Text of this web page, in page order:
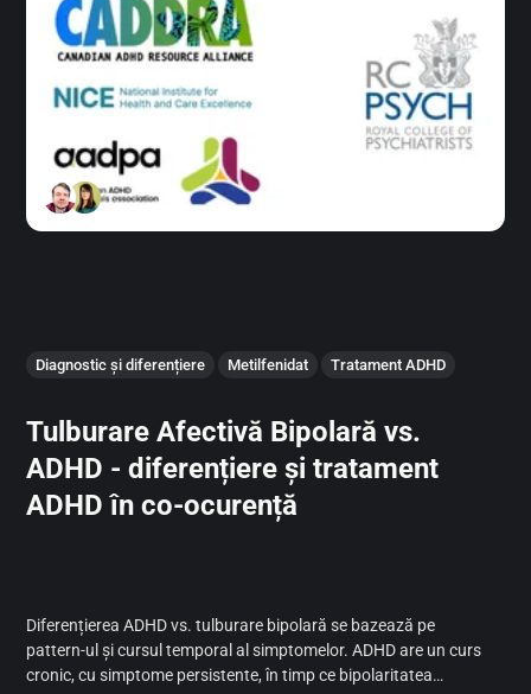
Diagnostic și diferențiere Metilfenidat Tratament ADHD
Tulburare Afectivă Bipolară vs.
ADHD - diferențiere și tratament
ADHD în co-ocurență
Diferențierea ADHD vs. tulburare bipolară se bazează pe
pattern-ul și cursul temporal al simptomelor. ADHD are un curs
cronic, cu simptome persistente, în timp ce bipolaritatea